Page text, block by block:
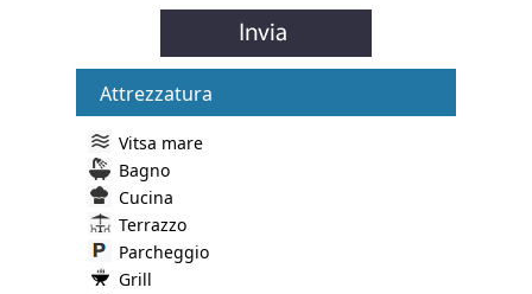
Attrezzatura
Vitsa mare
Bagno
Cucina
Terrazzo
Parcheggio
Grill